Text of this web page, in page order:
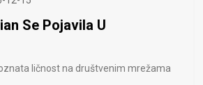
Se Pojavila U
ličnost na društvenim mrežama